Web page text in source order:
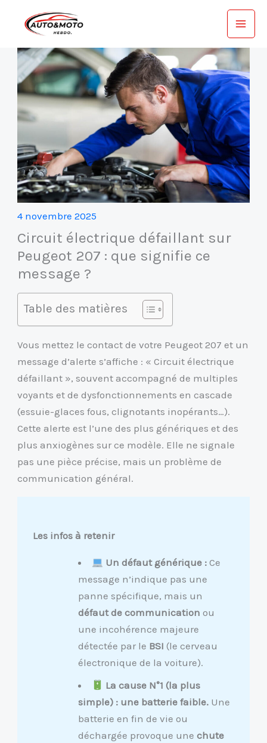
4 novembre 2025
Circuit électrique défaillant sur
Peugeot 207 : que signifie ce
message ?
Table des matières
Vous mettez le contact de votre Peugeot 207 et un
message d’alerte s’affiche : « Circuit électrique
défaillant », souvent accompagné de multiples
voyants et de dysfonctionnements en cascade
(essuie-glaces fous, clignotants inopérants…).
Cette alerte est l’une des plus génériques et des
plus anxiogènes sur ce modèle. Elle ne signale
pas une pièce précise, mais un problème de
communication général.
Les infos à retenir
Un défaut générique : Ce
message n’indique pas une
panne spécifique, mais un
défaut de communication ou
une incohérence majeure
détectée par le BSI (le cerveau
électronique de la voiture).
La cause N°1 (la plus
simple) : une batterie faible.Une
batterie en fin de vie ou
déchargée provoque une chute